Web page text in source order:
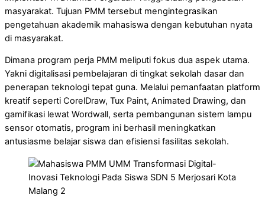
masyarakat. Tujuan PMM tersebut mengintegrasikan
pengetahuan akademik mahasiswa dengan kebutuhan nyata
di masyarakat.
Dimana program perja PMM meliputi fokus dua aspek utama.
Yakni digitalisasi pembelajaran di tingkat sekolah dasar dan
penerapan teknologi tepat guna. Melalui pemanfaatan platform
kreatif seperti CorelDraw, Tux Paint, Animated Drawing, dan
gamifikasi lewat Wordwall, serta pembangunan sistem lampu
sensor otomatis, program ini berhasil meningkatkan
antusiasme belajar siswa dan efisiensi fasilitas sekolah.